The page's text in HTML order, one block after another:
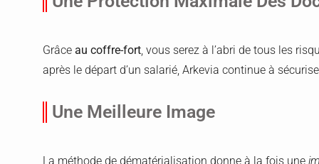
Grâceau coffre-fort , vous serez à l’abri de tous les
après le départ d’un salarié, Arkevia continue à
Une Meilleure Image
La méthode de dématérialisation donne à la fois une